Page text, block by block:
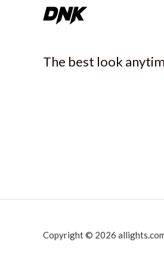
The best look
Copyright © 2026